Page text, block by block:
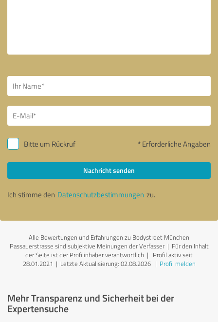
Bitte um Rückruf * Erforderliche Angaben
Nachricht senden
Ich stimme den Datenschutzbestimmungen zu.
Alle Bewertungen und Erfahrungen zu Bodystreet München
Passauerstrasse sind subjektive Meinungen der Verfasser | Für den Inhalt
der Seite ist der Profilinhaber verantwortlich | Profil aktiv seit
28.01.2021 | Letzte Aktualisierung: 02.08.2026| Profil melden
Mehr Transparenz und Sicherheit bei der
Expertensuche